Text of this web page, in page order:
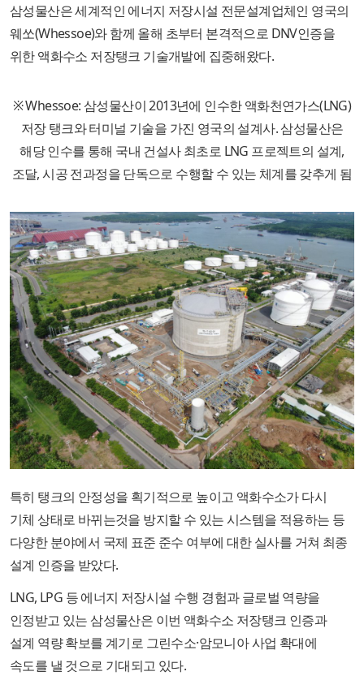
삼성물산은 세계적인 에너지 저장시설 전문설계업체인 영국의
웨쏘(Whessoe)와 함께 올해 초부터 본격적으로 DNV인증을
위한 액화수소 저장탱크 기술개발에 집중해왔다.
※ Whessoe: 삼성물산이 2013년에 인수한 액화천연가스(LNG)
저장 탱크와 터미널 기술을 가진 영국의 설계사. 삼성물산은
해당 인수를 통해 국내 건설사 최초로 LNG 프로젝트의 설계,
조달, 시공 전과정을 단독으로 수행할 수 있는 체계를 갖추게 됨
특히 탱크의 안정성을 획기적으로 높이고 액화수소가 다시
기체 상태로 바뀌는것을 방지할 수 있는 시스템을 적용하는 등
다양한 분야에서 국제 표준 준수 여부에 대한 실사를 거쳐 최종
설계 인증을 받았다.
LNG, LPG 등 에너지 저장시설 수행 경험과 글로벌 역량을
인정받고 있는 삼성물산은 이번 액화수소 저장탱크 인증과
설계 역량 확보를 계기로 그린수소·암모니아 사업 확대에
속도를 낼 것으로 기대되고 있다.